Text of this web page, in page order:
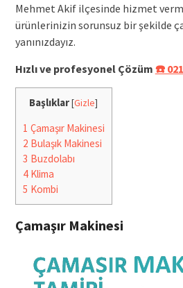
Mehmet Akif ilçesinde hizmet
ürünlerinizin sorunsuz bir şekilde
yanınızdayız.
Hızlı ve profesyonel Çözüm ☎️
Başlıklar[Gizle]
1 Çamaşır Makinesi
2 Bulaşık Makinesi
3 Buzdolabı
4Klima
5 Kombi
Çamaşır Makinesi